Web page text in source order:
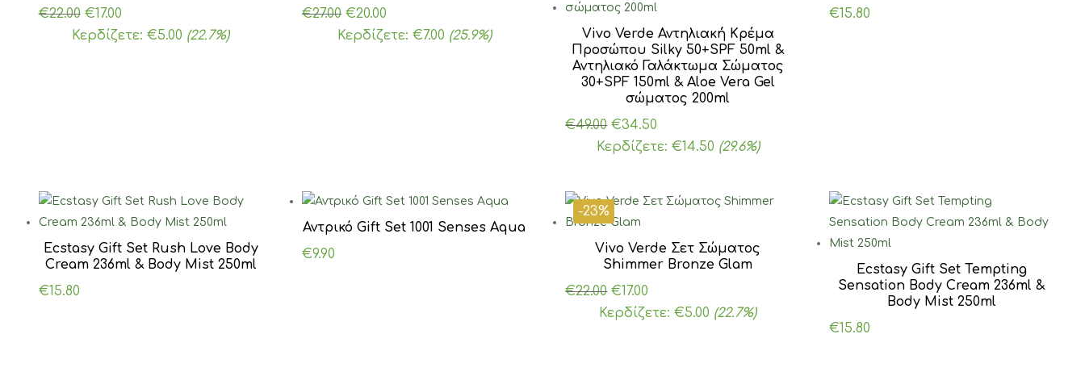
€22.00 Original
price
€17.00Η
τρέχουσα
Κερδίζετε:€5.00 (22.7%)
€27.00 Original
price
€20.00
τρέχουσα
Κερδίζετε: €7.00 (25.9%)
Vivo Verde Αντηλιακή Κρέμα
Προσώπου Silky 50+SPF 50ml &
Αντηλιακό Γαλάκτωμα Σώματος
30+SPF 150ml & Aloe Vera Gel
σώματος 200ml
€49.00 Original
price
€34.50
τρέχουσα
€34.50.
Κερδίζετε: €14.50 (29.6%)
€15.80
Ecstasy Gift Set Rush Love Body
Cream 236ml & Body Mist 250ml
€15.80
Αντρικό Gift Set 1001 Senses Aqua
€9.90
-23%
Vivo Verde Σετ Σώματος
Shimmer Bronze Glam
€22.00 Original
price
€17.00
τρέχουσα
Κερδίζετε:€5.00 (22.7%)
Ecstasy Gift Set Tempting
Sensation Body Cream 236ml &
Body Mist 250ml
€15.80